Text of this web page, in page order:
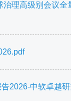
治理高级别会议全
2026-中软卓越